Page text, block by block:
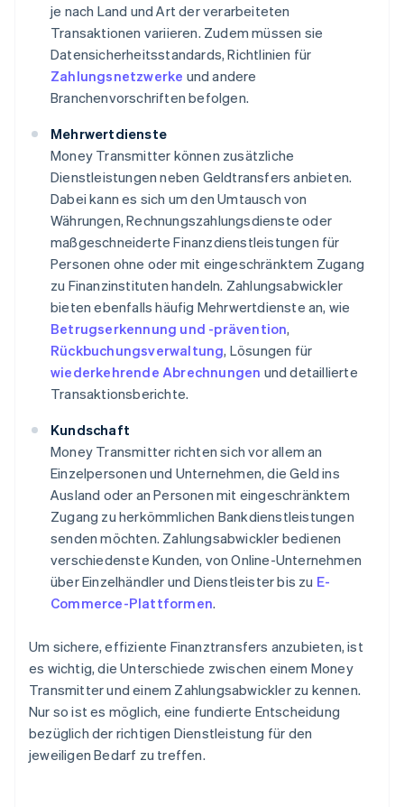
je nach Land und Art der verarbeiteten
Transaktionen variieren. Zudem müssen sie
Datensicherheitsstandards, Richtlinien für
Zahlungsnetzwerke und andere
Branchenvorschriften befolgen.
Mehrwertdienste
Money Transmitter können zusätzliche
Dienstleistungen neben Geldtransfers anbieten.
Dabei kann es sich um den Umtausch von
Währungen, Rechnungszahlungsdienste oder
maßgeschneiderte Finanzdienstleistungen für
Personen ohne oder mit eingeschränktem Zugang
zu Finanzinstituten handeln. Zahlungsabwickler
bieten ebenfalls häufig Mehrwertdienste an, wie
Betrugserkennung und -prävention,
Rückbuchungsverwaltung, Lösungen für
wiederkehrende Abrechnungen und detaillierte
Transaktionsberichte.
Kundschaft
Money Transmitter richten sich vor allem an
Einzelpersonen und Unternehmen, die Geld ins
Ausland oder an Personen mit eingeschränktem
Zugang zu herkömmlichen Bankdienstleistungen
senden möchten. Zahlungsabwickler bedienen
verschiedenste Kunden, von Online-Unternehmen
über Einzelhändler und Dienstleister bis zu E-
Commerce-Plattformen.
Um sichere, effiziente Finanztransfers anzubieten, ist
es wichtig, die Unterschiede zwischen einem Money
Transmitter und einem Zahlungsabwickler zu kennen.
Nur so ist es möglich, eine fundierte Entscheidung
bezüglich der richtigen Dienstleistung für den
jeweiligen Bedarf zu treffen.